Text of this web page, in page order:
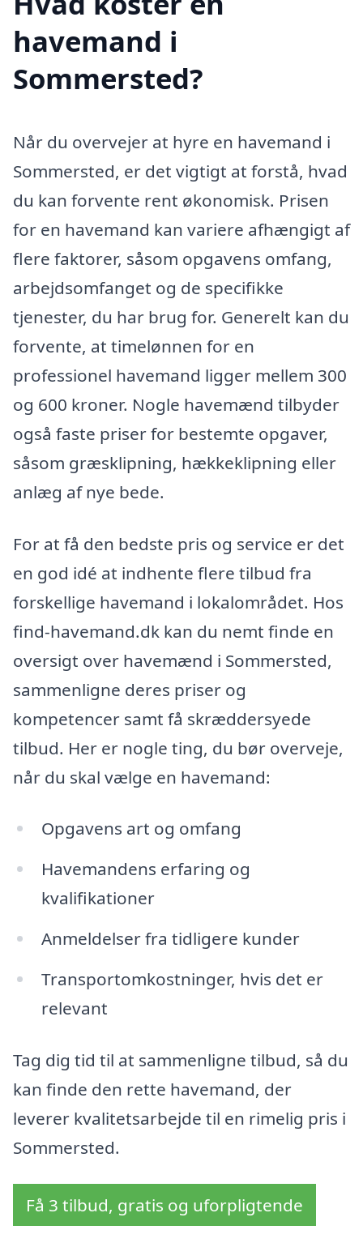
havemand i
Sommersted?
Når du overvejer at hyre en havemand i
Sommersted, er det vigtigt at forstå, hvad
du kan forvente rent økonomisk. Prisen
for en havemand kan variere afhængigt af
flere faktorer, såsom opgavens omfang,
arbejdsomfanget og de specifikke
tjenester, du har brug for. Generelt kan du
forvente, at timelønnen for en
professionel havemand ligger mellem 300
og 600 kroner. Nogle havemænd tilbyder
også faste priser for bestemte opgaver,
såsom græsklipning, hækkeklipning eller
anlæg af nye bede.
For at få den bedste pris og service er det
en god idé at indhente flere tilbud fra
forskellige havemand i lokalområdet. Hos
find-havemand.dk kan du nemt finde en
oversigt over havemænd i Sommersted,
sammenligne deres priser og
kompetencer samt få skræddersyede
tilbud. Her er nogle ting, du bør overveje,
når du skal vælge en havemand:
Opgavens art og omfang
Havemandens erfaring og
kvalifikationer
Anmeldelser fra tidligere kunder
Transportomkostninger, hvis det er
relevant
Tag dig tid til at sammenligne tilbud, så du
kan finde den rette havemand, der
leverer kvalitetsarbejde til en rimelig pris i
Sommersted.
Få 3 tilbud, gratis og uforpligtende